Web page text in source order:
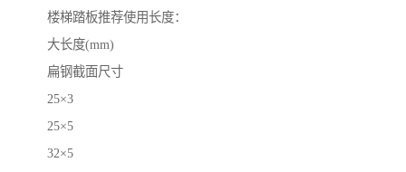
楼梯踏板推荐使用长度：
大长度(mm)
扁钢截面尺寸
25×3
25×5
32×5